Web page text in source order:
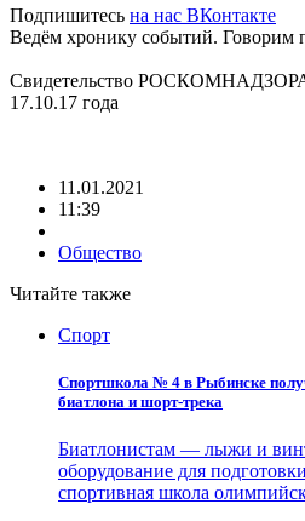
Подпишитесь на нас ВКонтакте
Ведём хронику событий. Говорим
Свидетельство
17.10.17 года
11.01.2021
11:39
Общество
Читайте также
Спорт
Спортшкола № 4 в Рыбинске
биатлона и шорт-трека
Биатлонистам — лыжи и
оборудование для
спортивная школа